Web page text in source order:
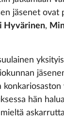
jäsenet ovat
Hyvärinen,
hän